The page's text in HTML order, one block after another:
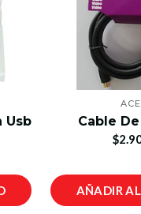
Usb
ACE
Cable
AÑADIR